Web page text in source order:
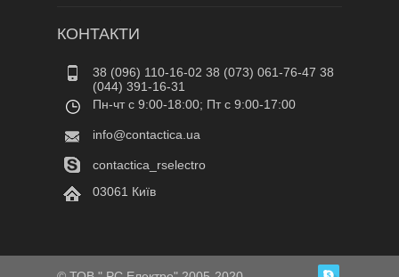
КОНТАКТИ
38 (096) 110-16-02 38 (073) 061-76-47 38
(044) 391-16-31
Пн-чт c 9:00-18:00; Пт c 9:00-17:00
info@contactica.ua
contactica_rselectro
03061 Київ